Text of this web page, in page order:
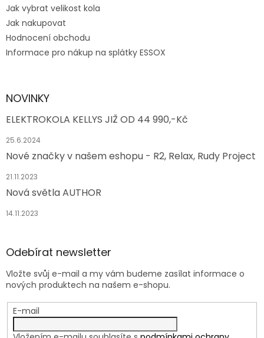
Jak vybrat velikost kola
Jak nakupovat
Hodnocení obchodu
Informace pro nákup na splátky ESSOX
NOVINKY
ELEKTROKOLA KELLYS JIŽ OD 44 990,-Kč
25.6.2024
Nové značky v našem eshopu - R2, Relax, Rudy Project
21.11.2023
Nová světla AUTHOR
14.11.2023
Odebírat newsletter
Vložte svůj e-mail a my vám budeme zasílat informace o
nových produktech na našem e-shopu.
E-mail